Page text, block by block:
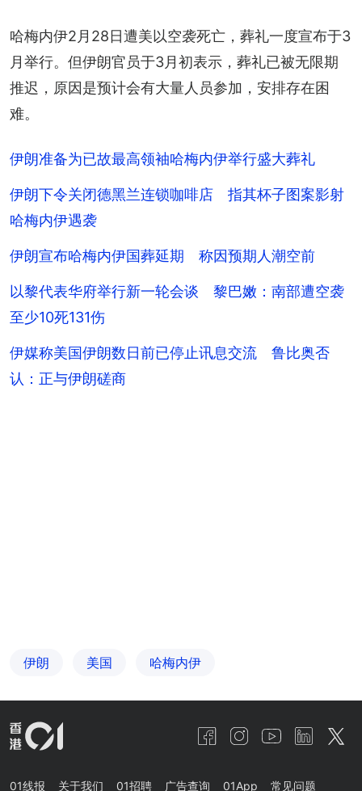
哈梅内伊2月28日遭美以空袭死亡，葬礼一度宣布于3
月举行。但伊朗官员于3月初表示，葬礼已被无限期
推迟，原因是预计会有大量人员参加，安排存在困
难。
伊朗准备为已故最高领袖哈梅内伊举行盛大葬礼
伊朗下令关闭德黑兰连锁咖啡店 指其杯子图案影射
哈梅内伊遇袭
伊朗宣布哈梅内伊国葬延期 称因预期人潮空前
以黎代表华府举行新一轮会谈 黎巴嫩：南部遭空袭
至少10死131伤
伊媒称美国伊朗数日前已停止讯息交流 鲁比奥否
认：正与伊朗磋商
伊朗 美国 哈梅内伊
01线报 关于我们 01招聘 广告查询 01App 常见问题